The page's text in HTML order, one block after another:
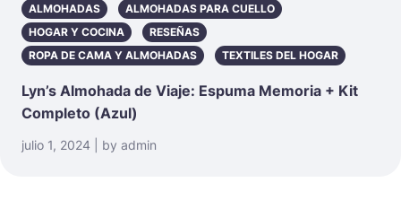
ALMOHADAS
ALMOHADAS PARA CUELLO
HOGAR Y COCINA
RESEÑAS
ROPA DE CAMA Y ALMOHADAS
TEXTILES DEL HOGAR
Lyn’s Almohada de Viaje: Espuma Memoria + Kit
Completo (Azul)
julio 1, 2024 | by admin